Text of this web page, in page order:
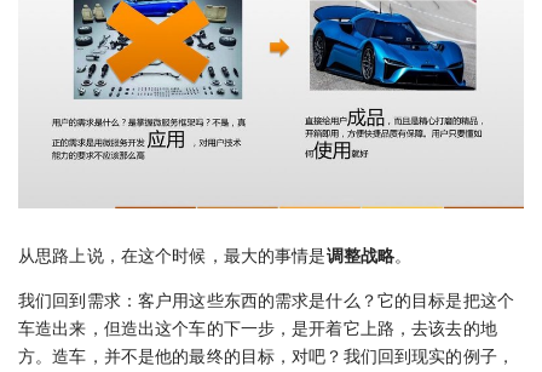
从思路上说，在这个时候，最大的事情是调整战略。
我们回到需求：客户用这些东西的需求是什么？它的目标是把这个
车造出来，但造出这个车的下一步，是开着它上路，去该去的地
方。造车，并不是他的最终的目标，对吧？我们回到现实的例子，